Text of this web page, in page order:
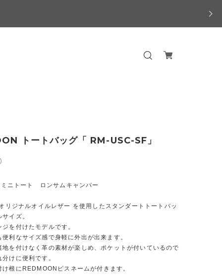
トートバッグ「 RM-USC-SF」
ニトート ロンサムキャンパー
リジナルオイルレザー を使用したスタンダートトートバッ
イズ。
を付けたモデルです。
利なサイズ感で身軽に外出が出来ます。
地を付けなく革の素材が楽しめ、ポケットが付いているので
けに便利です。
け根にREDMOONピスネームが付きます。